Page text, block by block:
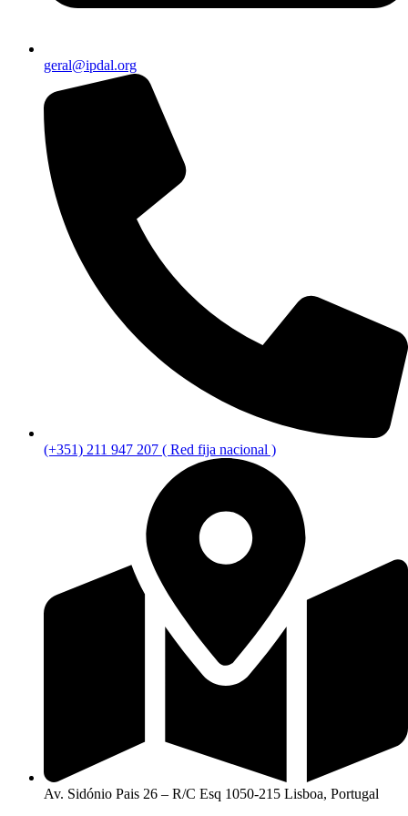
geral@ipdal.org
(+351) 211 947 207 ( Red fija nacional )
Av. Sidónio Pais 26 – R/C Esq 1050-215 Lisboa, Portugal